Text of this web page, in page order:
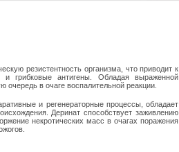
резистентность организма, что приводит к
и грибковые антигены. Обладая выраженной
в очаге воспалительной реакции.
и регенераторные процессы, обладает
Деринат способствует заживлению
некротических масс в очагах поражения